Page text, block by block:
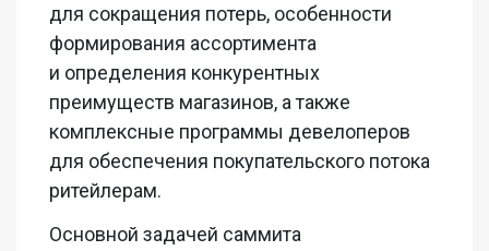
для сокращения потерь, особенности
формирования ассортимента
и определения конкурентных
преимуществ магазинов, а также
комплексные программы девелоперов
для обеспечения покупательского потока
ритейлерам.
Основной задачей саммита